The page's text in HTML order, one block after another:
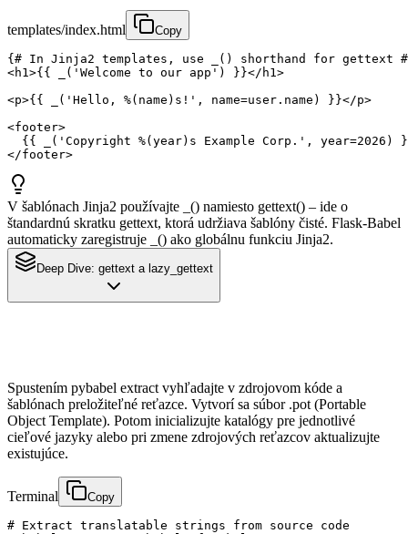
templates/index.html Copy
{# In Jinja2 templates, use _() shorthand for gettext
<h1>{{ _('Welcome to our app') }}</h1>
<p>{{ _('Hello, %(name)s!', name=user.name) }}</p>
<footer>
{{ _('Copyright %(year)s Example Corp.', year=2026)
</footer>
V šablónach Jinja2 používajte _() namiesto gettext() – ide o
štandardnú skratku gettext, ktorá udržiava šablóny čisté. Flask-Babel
automaticky zaregistruje _() ako globálnu funkciu Jinja2.
Deep Dive: gettext a lazy_gettext
Spustením pybabel extract vyhľadajte v zdrojovom kóde a
šablónach preložiteľné reťazce. Vytvorí sa súbor .pot (Portable
Object Template). Potom inicializujte katalógy pre jednotlivé
cieľové jazyky alebo pri zmene zdrojových reťazcov aktualizujte
existujúce.
Terminal Copy
# Extract translatable strings from source code